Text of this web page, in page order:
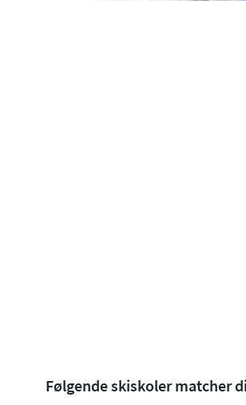
Følgende skiskoler matcher